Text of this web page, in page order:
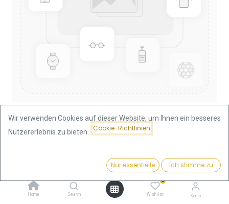
Preis:
368,35€ Kaufen
Home Search
0
Wishlist Konto
China Panda 1/10oz Goldmünze
1993
Wir verwenden Cookies auf dieser Website, um Ihnen ein besseres
Nutzererlebnis zu bieten.
Cookie-Richtlinien
Nur essentielle Ich stimme zu